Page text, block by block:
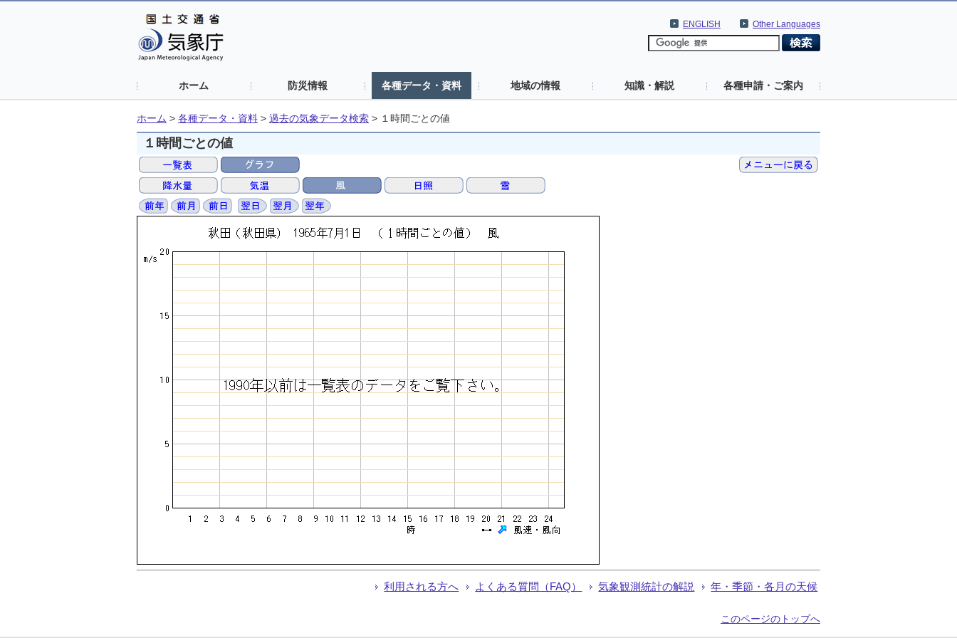
Other Languages
ENGLISH
ホーム 防災情報 各種データ・資料 地域の情報 知識・解説 各種申請・ご案内
ホーム > 各種データ・資料 > 過去の気象データ検索 > １時間ごとの値
１時間ごとの値
利用される方へ よくある質問（FAQ） 気象観測統計の解説 年・季節・各月の天候
このページのトップへ